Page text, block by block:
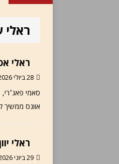
ראלי
ראלי אסטוניה 09/2026 / ניצחון בהורה
28 ביולי 2026
אוונס ממשיך להוביל באליפות
ראלי יוון 08/2026 / אוג׳ייה חזר לנצח, אוונס ממשיך להוביל
29 ביוני 2026